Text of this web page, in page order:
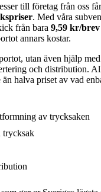
till företag från oss
. Med våra
från bara 9,59 kr/brev
annars kostar.
utan även hjälp
och distribution.
halva priset av vad
av trycksaken
trycksak